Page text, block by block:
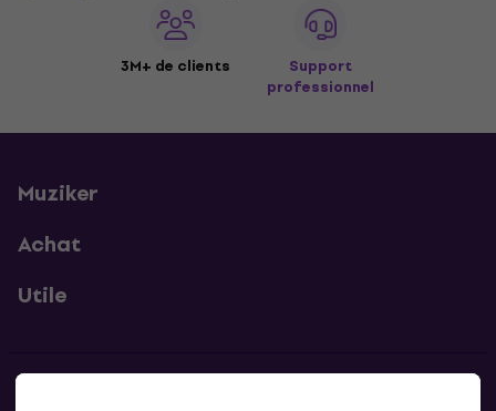
3M+ de clients
Support
professionnel
Muziker
Achat
Utile